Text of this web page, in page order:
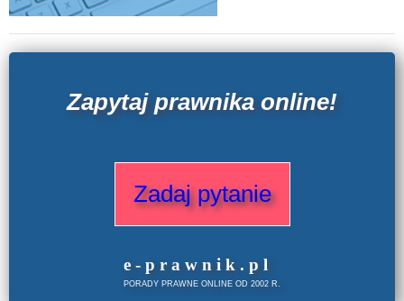
Zapytaj prawnika online!
Zadaj pytanie
e -prawnik . pl
PORADY PRAWNE ONLINE OD 2002 R.